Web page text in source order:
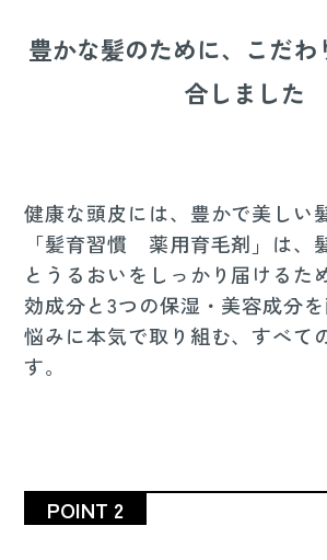
豊かな髪のために、こだわ
合しました
健康な頭皮には、豊かで美しい
「髪育習慣 薬用育毛剤」は、
とうるおいをしっかり届けるた
効成分と3つの保湿・美容成分
悩みに本気で取り組む、すべて
す。
POINT 2